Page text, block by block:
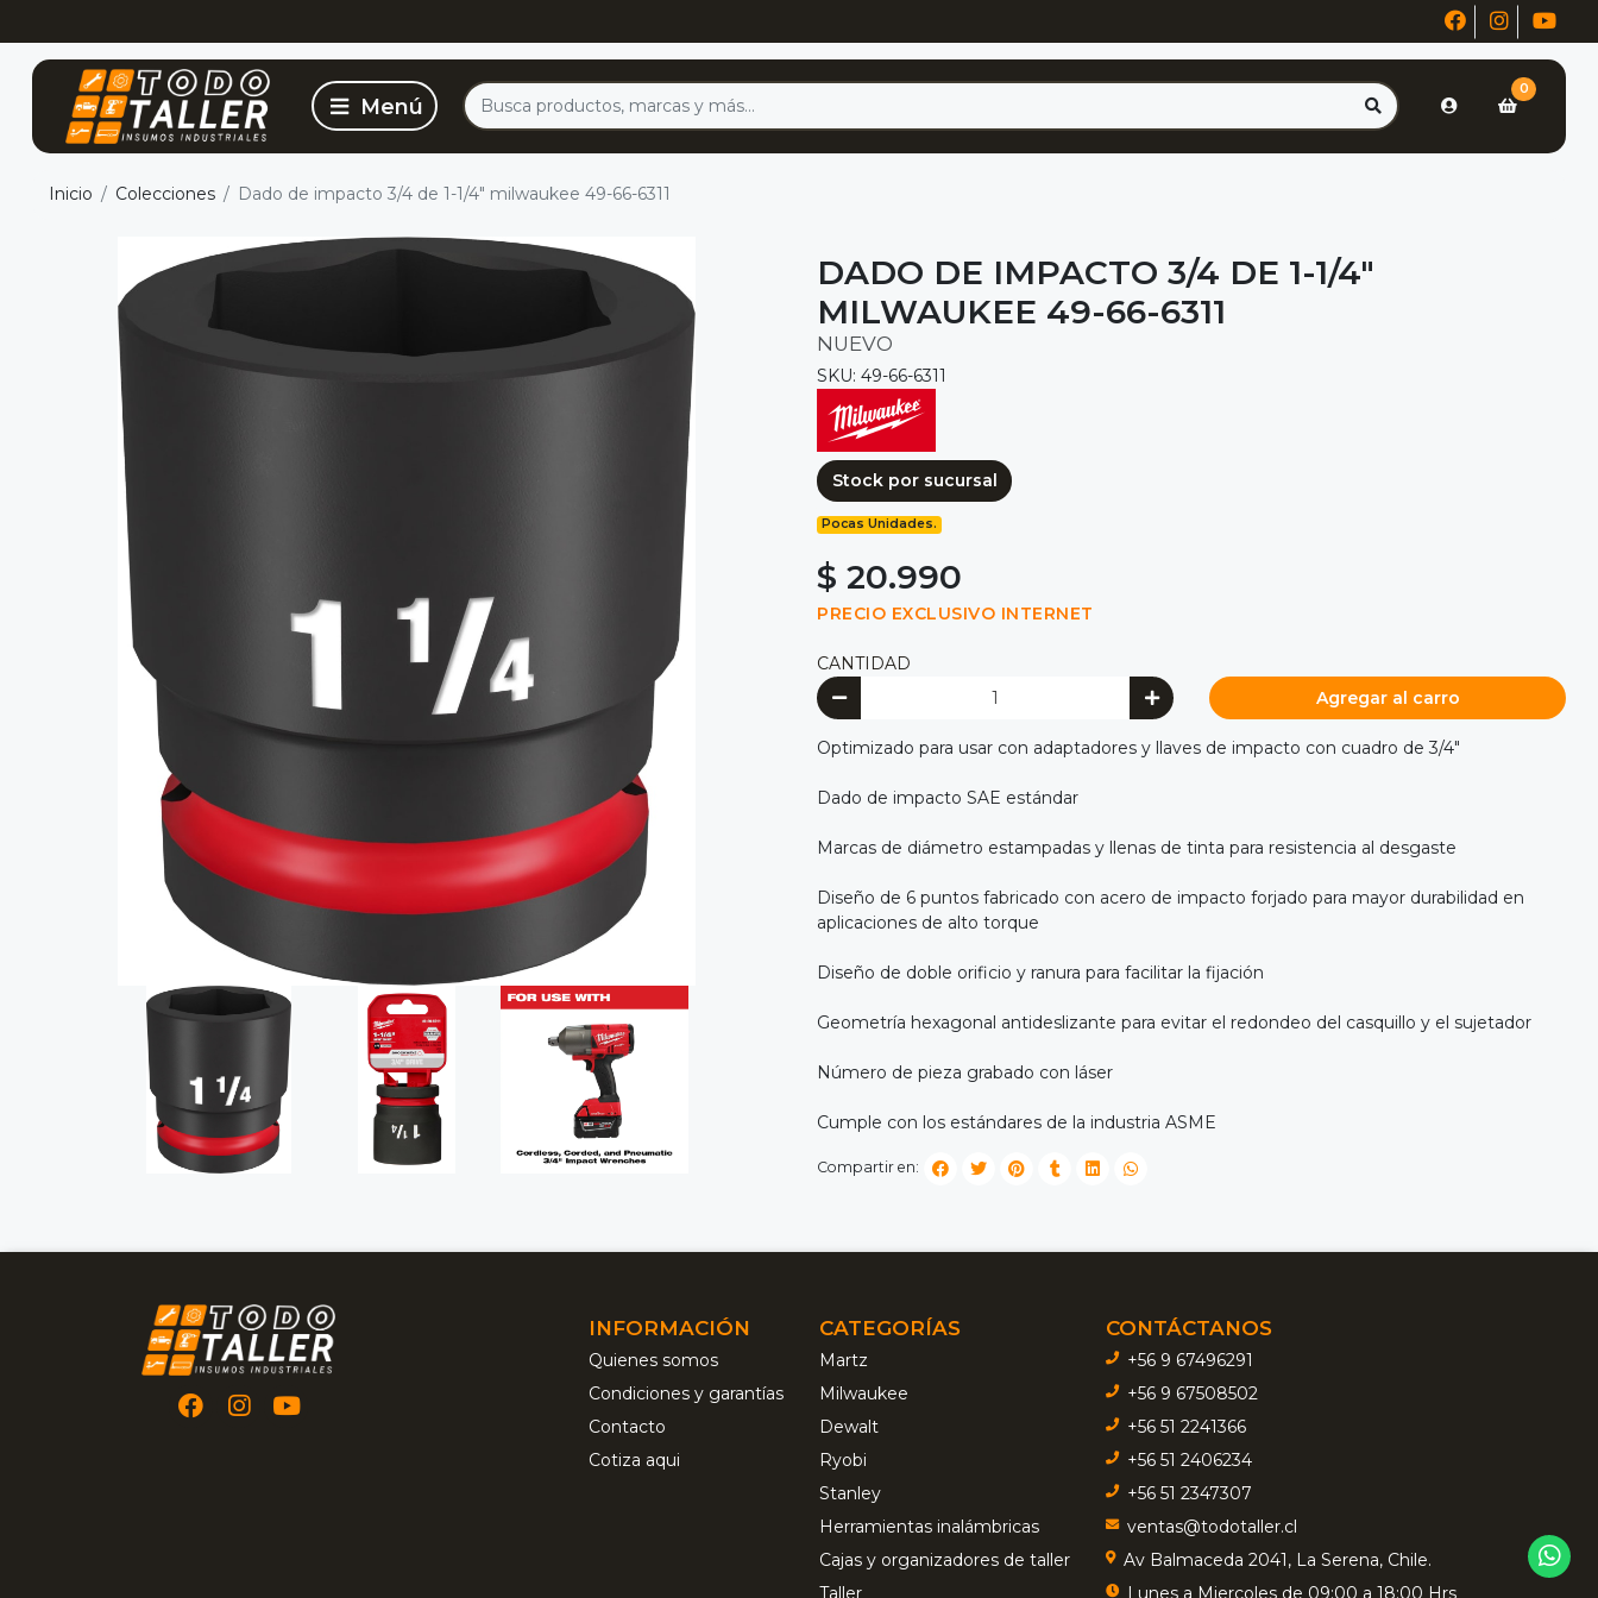
0
Inicio Colecciones Dado de impacto 3/4 de 1-1/4" milwaukee 49-66-6311
DADO DE IMPACTO 3/4 DE 1-1/4"
MILWAUKEE 49-66-6311
NUEVO
SKU: 49-66-6311
Stock por sucursal
Pocas Unidades.
$ 20.990
PRECIO EXCLUSIVO INTERNET
CANTIDAD
Agregar al carro
Optimizado para usar con adaptadores y llaves de impacto con cuadro de 3/4"
Dado de impacto SAE estándar
Marcas de diámetro estampadas y llenas de tinta para resistencia al desgaste
Diseño de 6 puntos fabricado con acero de impacto forjado para mayor durabilidad en
aplicaciones de alto torque
Diseño de doble orificio y ranura para facilitar la fijación
Geometría hexagonal antideslizante para evitar el redondeo del casquillo y el sujetador
Número de pieza grabado con láser
Cumple con los estándares de la industria ASME
Compartir en:
INFORMACIÓN
Quienes somos
Condiciones y garantías
Contacto
Cotiza aqui
CATEGORÍAS
Martz
Milwaukee
Dewalt
Ryobi
Stanley
Herramientas inalámbricas
Cajas y organizadores de taller
Taller
CONTÁCTANOS
+56 9 67496291
+56 9 67508502
+56 51 2241366
+56 51 2406234
+56 51 2347307
ventas@todotaller.cl
Av Balmaceda 2041, La Serena, Chile.
Lunes a Miercoles de 09:00 a 18:00 Hrs